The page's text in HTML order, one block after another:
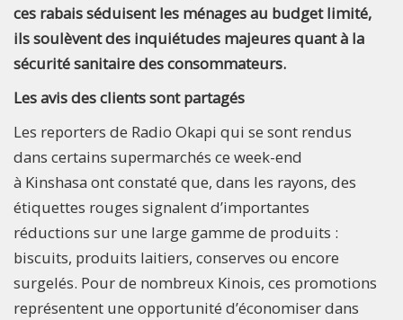
ces rabais séduisent les ménages au budget limité,
ils soulèvent des inquiétudes majeures quant à la
sécurité sanitaire des consommateurs.
Les avis des clients sont partagés
Les reporters de Radio Okapi qui se sont rendus
dans certains supermarchés ce week-end
à Kinshasa ont constaté que, dans les rayons, des
étiquettes rouges signalent d’importantes
réductions sur une large gamme de produits :
biscuits, produits laitiers, conserves ou encore
surgelés. Pour de nombreux Kinois, ces promotions
représentent une opportunité d’économiser dans